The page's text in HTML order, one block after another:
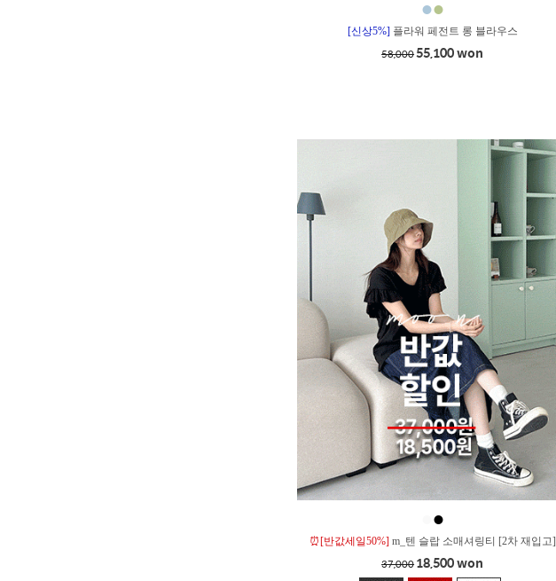
●●
[신상5%] 플라워 페전트 롱 블라우스
58,00055,100 won
●
⏰[반값세일50%] m_텐 슬랍 소매셔링티 [2차 재입고]
37,00018,500 won